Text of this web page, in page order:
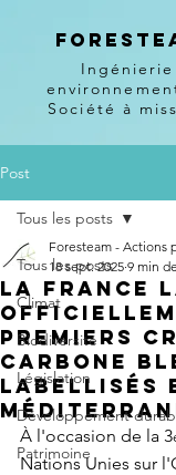
Ingénierie
Société à
Post
Tous les posts
Climat
Biodiversité
Législation
Développement
Patrimoine
Tous les posts
La France
premiers
carbone
labellisés
Foresteam - Actions
18 sept. 2025 9 min
À l'occasion de la 3
Nations Unies sur